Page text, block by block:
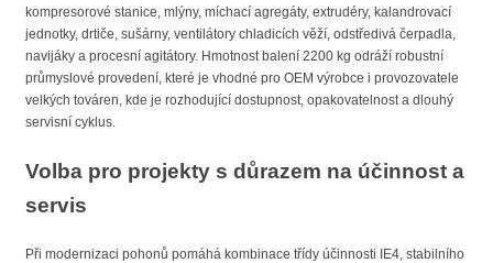
kompresorové stanice, mlýny, míchací agregáty, extrudéry, kalandrovací
jednotky, drtiče, sušárny, ventilátory chladicích věží, odstředivá čerpadla,
navijáky a procesní agitátory. Hmotnost balení 2200 kg odráží robustní
průmyslové provedení, které je vhodné pro OEM výrobce i provozovatele
velkých továren, kde je rozhodující dostupnost, opakovatelnost a dlouhý
servisní cyklus.
Volba pro projekty s důrazem na účinnost a
servis
Při modernizaci pohonů pomáhá kombinace třídy účinnosti IE4, stabilního